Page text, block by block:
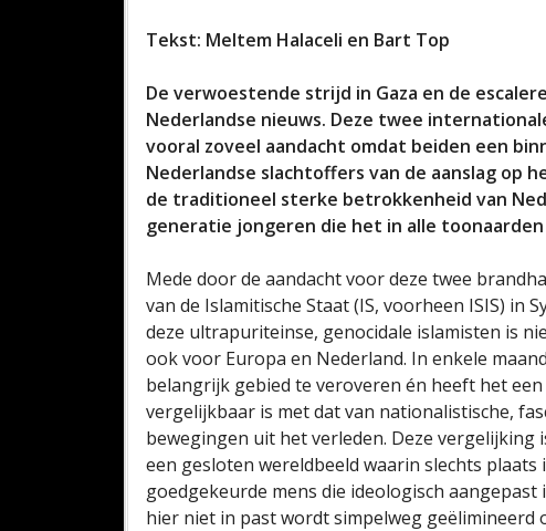
Tekst: Meltem Halaceli en Bart Top
De verwoestende strijd in Gaza en de
Nederlandse nieuws. Deze twee
vooral zoveel aandacht omdat beiden een
Nederlandse slachtoffers van de aanslag op
de traditioneel sterke betrokkenheid van
generatie jongeren die het in alle
Mede door de aandacht voor deze twee
van de Islamitische Staat (IS, voorheen ISIS) in
deze ultrapuriteinse, genocidale islamisten is
ook voor Europa en Nederland. In enkele
belangrijk gebied te veroveren én heeft het
vergelijkbaar is met dat van nationalistische,
bewegingen uit het verleden. Deze vergelijking
een gesloten wereldbeeld waarin slechts plaats
goedgekeurde mens die ideologisch aangepast
hier niet in past wordt simpelweg geëlimineerd